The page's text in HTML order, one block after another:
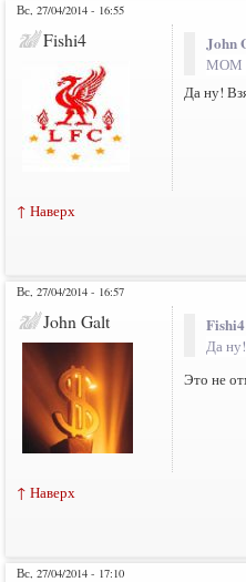
Вс, 27/04/2014 - 16:55
Fishi4 John
МОМ
Да ну!
↑ Наверх
Вс, 27/04/2014 - 16:57
John Galt
Да
Это не
↑ Наверх
Вс, 27/04/2014 - 17:10